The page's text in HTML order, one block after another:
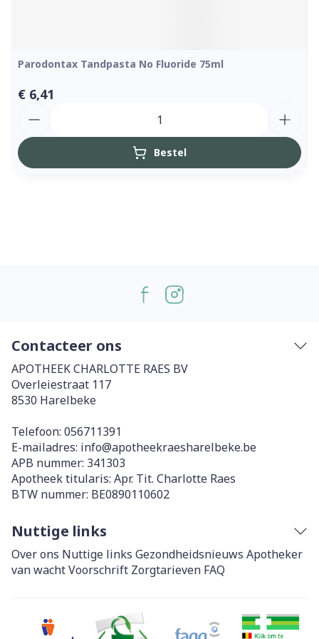
Parodontax Tandpasta No Fluoride 75ml
€ 6,41
Bestel
Contacteer ons
APOTHEEK CHARLOTTE RAES BV
Overleiestraat 117
8530 Harelbeke
Telefoon: 056711391
E-mailadres: info@apotheekraesharelbeke.be
APB nummer: 341303
Apotheek titularis: Apr. Tit. Charlotte Raes
BTW nummer: BE0890110602
Nuttige links
Over ons Nuttige links Gezondheidsnieuws Apotheker
van wachtVoorschrift Zorgtarieven FAQ